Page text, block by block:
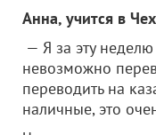
Анна, учится в
— Я за эту
невозможно
переводить на
наличные, это